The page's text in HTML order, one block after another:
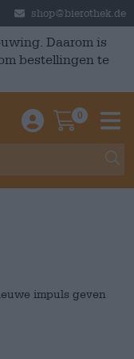
shop@bierothek.de
Daarom is
bestellingen te
Einloggen /
0
impuls geven